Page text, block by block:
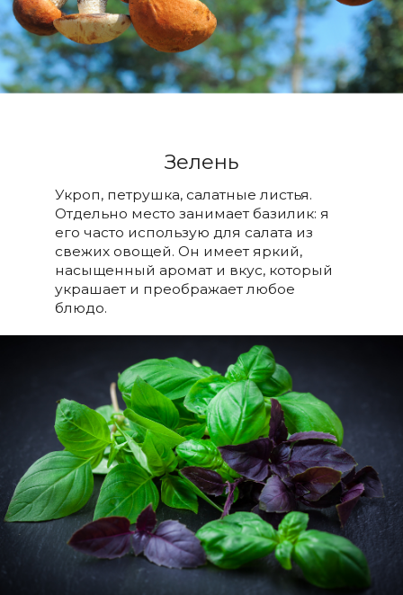
Зелень
Укроп, петрушка, салатные листья.
Отдельно место занимает базилик: я
его часто использую для салата из
свежих овощей. Он имеет яркий,
насыщенный аромат и вкус, который
украшает и преображает любое
блюдо.